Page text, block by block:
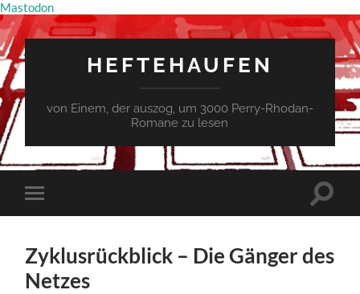
Mastodon
HEFTEHAUFEN
von Einem, der auszog, um 3000 Perry-Rhodan-
Romane zu lesen
Mobile-
Menü
Zyklusrückblick – Die Gänger des
Netzes